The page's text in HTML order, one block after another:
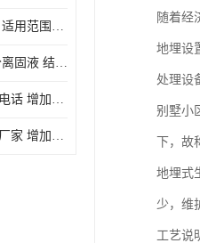
活性炭过滤器电话 适用范围广 防止水垢和堵塞
机械过滤器厂家 分离固液 结构简单
贵州工业软水设备电话 增加清洁效果 使水更加清澈 干净
贵州洗涤软水设备厂家 增加清洁效果 减少维修和更换的成本
随着经
地埋设
处理设
别墅小
下，故
地埋式
少，维
工艺说